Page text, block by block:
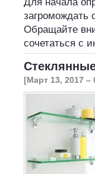
загромождать
Обращайте
сочетаться с
[Март 13, 2017 –